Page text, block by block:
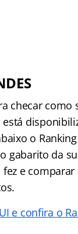
checar como
está
o
gabarito da
e comparar
e confira o